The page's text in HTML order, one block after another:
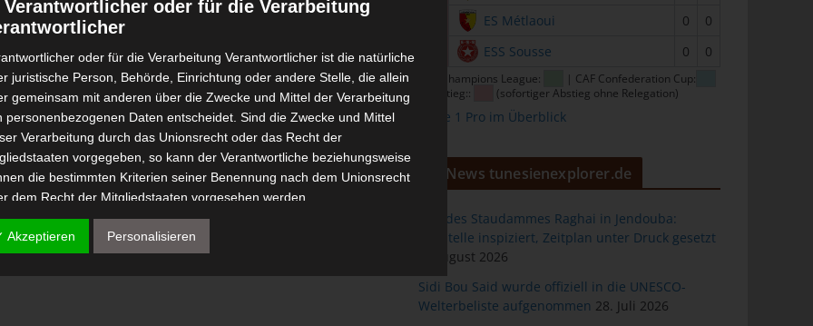
ES Métlaoui 0
0
ESS Sousse 0 0
CAF Champions League:
| CAF Confederation Cup:
| Abstieg::
(sofortiger Abstieg ohne Relegation)
Ligue 1 Pro im Überblick
News tunesienexplorer.de
Bau des Staudammes Raghai in Jendouba:
Baustelle inspiziert, Zeitplan unter Druck gesetzt
2. August 2026
Sidi Bou Said wurde offiziell in die UNESCO-
Welterbeliste aufgenommen 28. Juli 2026
Verantwortlicher oder für die Verarbeitung
oder für die Verarbeitung Verantwortlicher ist die natürliche
juristische Person, Behörde, Einrichtung oder andere Stelle, die allein
gemeinsam mit anderen über die Zwecke und Mittel der Verarbeitung
personenbezogenen Daten entscheidet. Sind die Zwecke und Mittel
Verarbeitung durch das Unionsrecht oder das Recht der
vorgegeben, so kann der Verantwortliche beziehungsweise
die bestimmten Kriterien seiner Benennung nach dem Unionsrecht
dem Recht der Mitgliedstaaten vorgesehen werden.
ist eine natürliche oder juristische Person, Behörde,
Akzeptieren Personalisieren